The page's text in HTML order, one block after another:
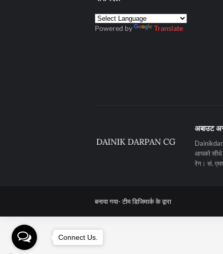
Powered by Translate
अबाउट
आपको सीधे
रेग। सं.
बनाया गया-टीम डिजिमार्क के द्वारा
Connect Us.